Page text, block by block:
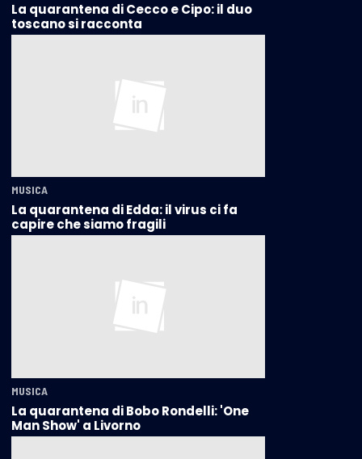
La quarantena di Cecco e Cipo: il duo
toscano si racconta
MUSICA
La quarantena di Edda: il virus ci fa
capire che siamo fragili
MUSICA
La quarantena di Bobo Rondelli: 'One
Man Show' a Livorno